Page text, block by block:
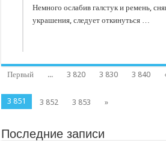
Немного ослабив галстук и ремень,
украшения, следует откинуться …
Первый ... 3 820 3 830 3 840
3 851
3 852 3 853 »
Последние записи